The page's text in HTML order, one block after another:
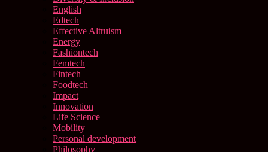
English
Edtech
Effective Altruism
Energy
Fashiontech
Femtech
Fintech
Foodtech
Impact
Innovation
Life Science
Mobility
Personal development
Philosophy